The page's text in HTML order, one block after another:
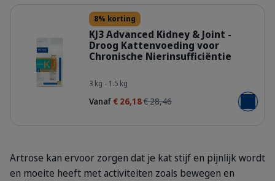
8% korting
KJ3 Advanced Kidney & Joint -
Droog Kattenvoeding voor
Chronische Nierinsufficiëntie
3 kg - 1.5 kg
Vanaf € 26,18€ 28,46 Voeg
Artrose kan ervoor zorgen dat je kat stijf en pijnlijk wordt
en moeite heeft met activiteiten zoals bewegen en